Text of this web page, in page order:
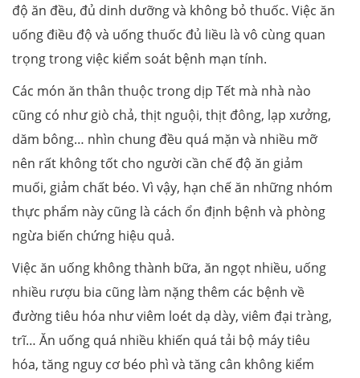
độ ăn đều, đủ dinh dưỡng và không bỏ thuốc. Việc ăn
uống điều độ và uống thuốc đủ liều là vô cùng quan
trọng trong việc kiểm soát bệnh mạn tính.
Các món ăn thân thuộc trong dịp Tết mà nhà nào
cũng có như giò chả, thịt nguội, thịt đông, lạp xưởng,
dăm bông… nhìn chung đều quá mặn và nhiều mỡ
nên rất không tốt cho người cần chế độ ăn giảm
muối, giảm chất béo. Vì vậy, hạn chế ăn những nhóm
thực phẩm này cũng là cách ổn định bệnh và phòng
ngừa biến chứng hiệu quả.
Việc ăn uống không thành bữa, ăn ngọt nhiều, uống
nhiều rượu bia cũng làm nặng thêm các bệnh về
đường tiêu hóa như viêm loét dạ dày, viêm đại tràng,
trĩ… Ăn uống quá nhiều khiến quá tải bộ máy tiêu
hóa, tăng nguy cơ béo phì và tăng cân không kiểm